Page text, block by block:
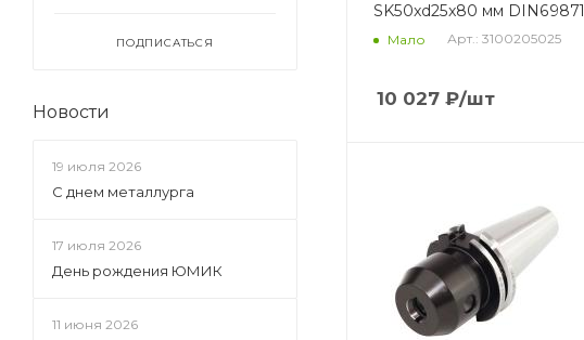
SK50xd25x80 мм DIN69871
Мало Арт.: 3100205025
10 027 ₽/шт
ПОДПИСАТЬСЯ
Новости
19 июля 2026
С днем металлурга
17 июля 2026
День рождения ЮМИК
11 июня 2026